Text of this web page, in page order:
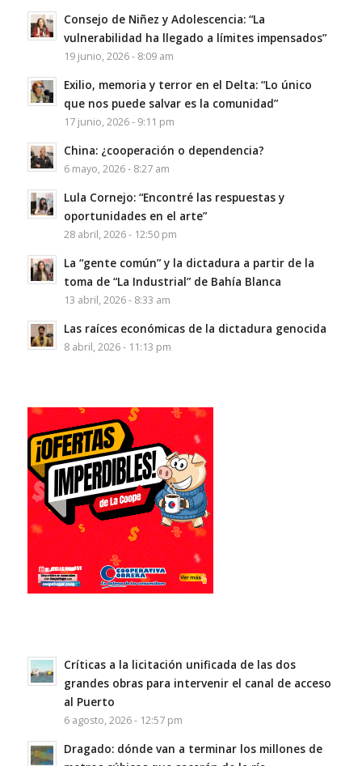
Consejo de Niñez y Adolescencia: “La
vulnerabilidad ha llegado a límites impensados”
19 junio, 2026 - 8:09 am
Exilio, memoria y terror en el Delta: “Lo único
que nos puede salvar es la comunidad”
17 junio, 2026 - 9:11 pm
China: ¿cooperación o dependencia?
6 mayo, 2026 - 8:27 am
Lula Cornejo: “Encontré las respuestas y
oportunidades en el arte”
28 abril, 2026 - 12:50 pm
La “gente común” y la dictadura a partir de la
toma de “La Industrial” de Bahía Blanca
13 abril, 2026 - 8:33 am
Las raíces económicas de la dictadura genocida
8 abril, 2026 - 11:13 pm
Críticas a la licitación unificada de las dos
grandes obras para intervenir el canal de acceso
al Puerto
6 agosto, 2026 - 12:57 pm
Dragado: dónde van a terminar los millones de